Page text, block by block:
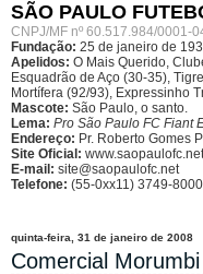
SÃO PAULO
CNPJ/MF nº 60.517.984/0001-
Fundação: 25 de janeiro de
Apelidos: O Mais Querido,
Esquadrão de Aço (30-35),
Mortífera (92/93), Expressinho
Mascote: São Paulo, o santo.
Lema: Pro São Paulo FC Fiant
Endereço: Pr. Roberto Gomes
Site Oficial: www.saopaulofc.net
E-mail: site@saopaulofc.net
Telefone: (55-0xx11) 3749-
quinta-feira, 31 de janeiro de 2008
Comercial